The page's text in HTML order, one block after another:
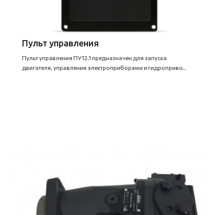
Пульт управления
Пульт управления ПУ12.1 предназначен для запуска
двигателя, управления электроприборами и гидроприво..